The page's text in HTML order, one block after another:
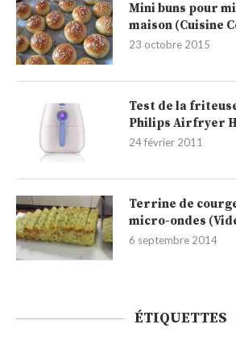
Mini buns pour
maison (Cuisine
23 octobre 2015
Test de la
Philips Airfryer
24 février 2011
Terrine de
micro-ondes
6 septembre 2014
ÉTIQUETTES